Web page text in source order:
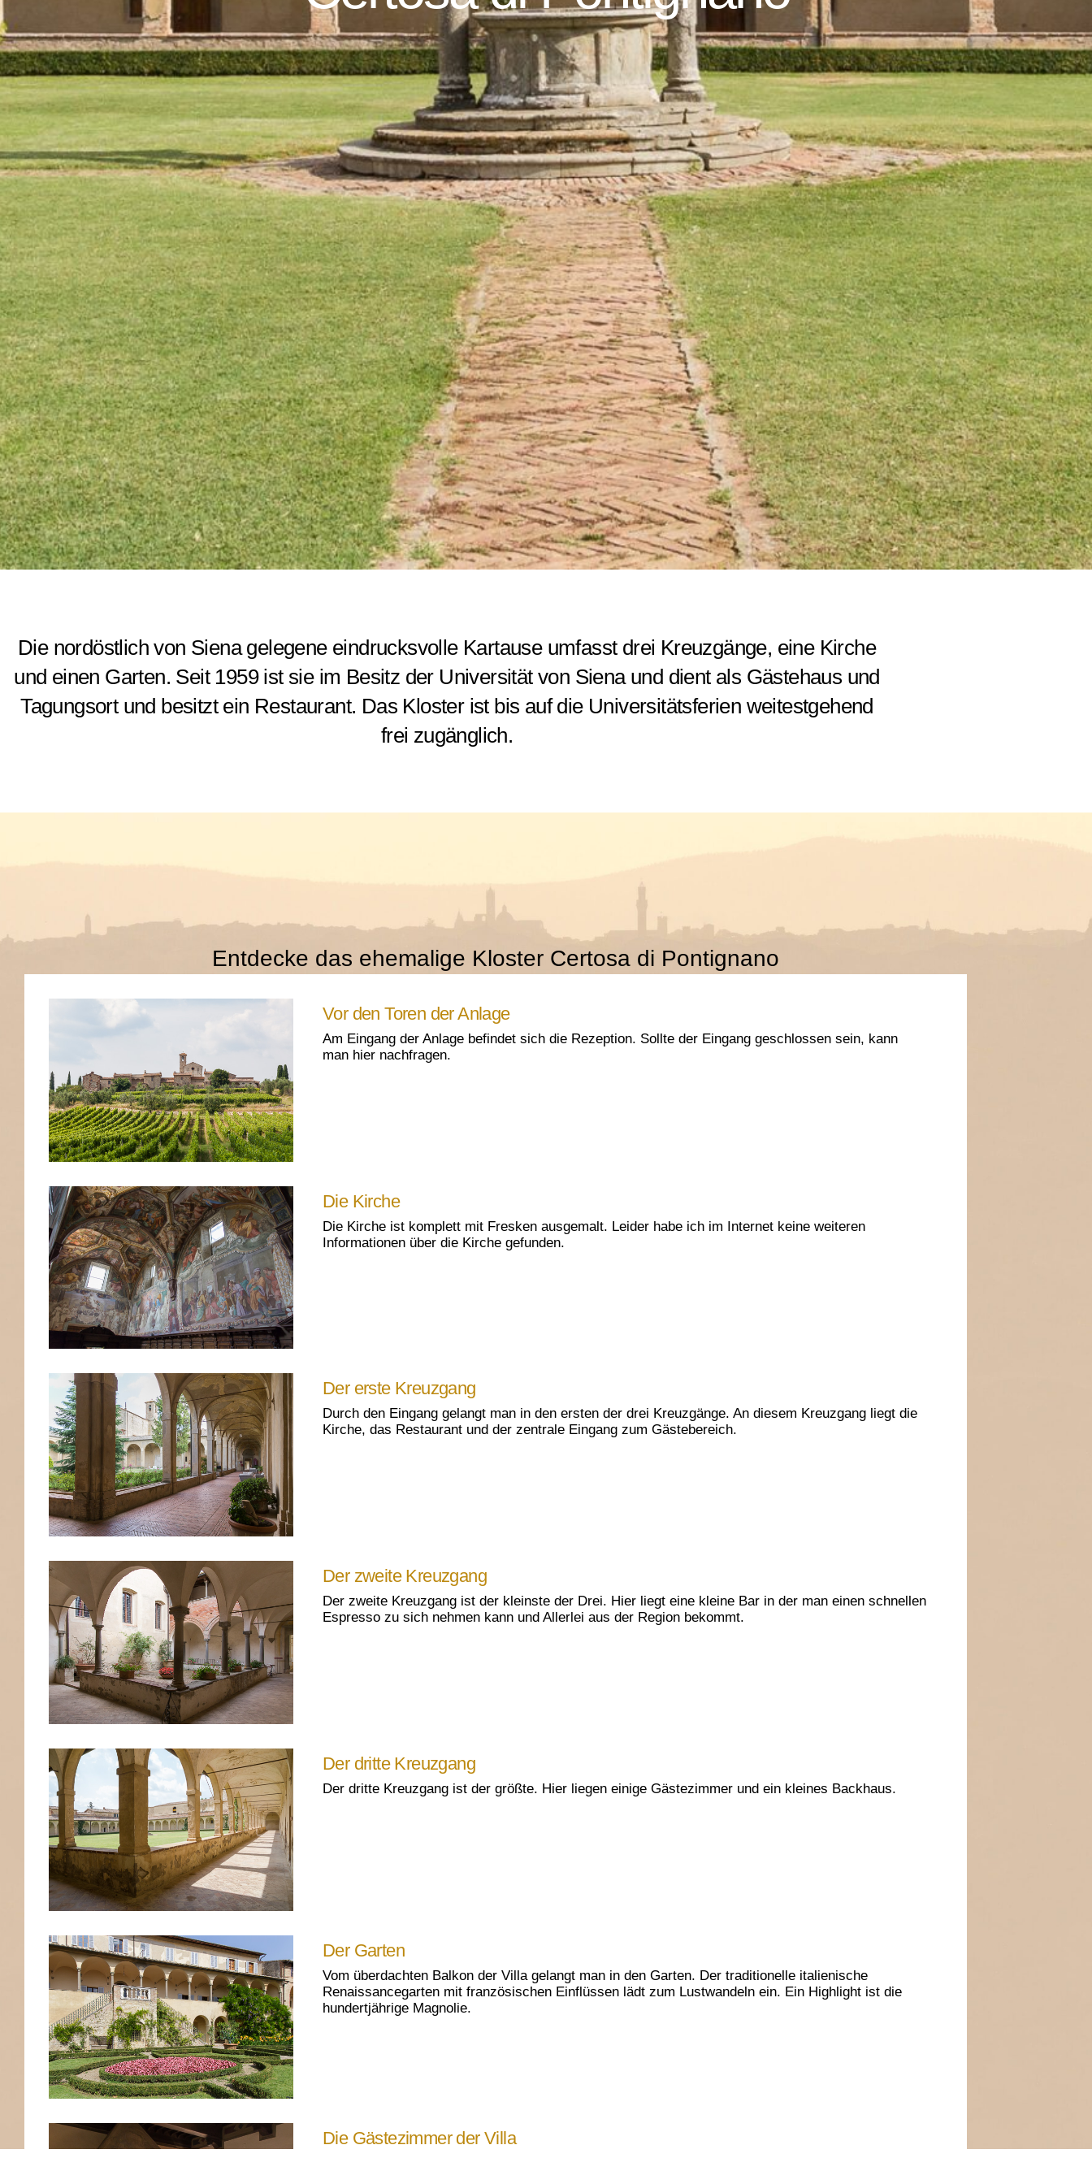
Die nordöstlich von Siena gelegene eindrucksvolle Kartause umfasst drei Kreuzgänge, eine Kirche
und einen Garten. Seit 1959 ist sie im Besitz der Universität von Siena und dient als Gästehaus und
Tagungsort und besitzt ein Restaurant. Das Kloster ist bis auf die Universitätsferien weitestgehend
frei zugänglich.
Entdecke das ehemalige Kloster Certosa di Pontignano
Vor den Toren der Anlage
Am Eingang der Anlage befindet sich die Rezeption. Sollte der Eingang geschlossen sein, kann
man hier nachfragen.
Die Kirche
Die Kirche ist komplett mit Fresken ausgemalt. Leider habe ich im Internet keine weiteren
Informationen über die Kirche gefunden.
Der erste Kreuzgang
Durch den Eingang gelangt man in den ersten der drei Kreuzgänge. An diesem Kreuzgang liegt die
Kirche, das Restaurant und der zentrale Eingang zum Gästebereich.
Der zweite Kreuzgang
Der zweite Kreuzgang ist der kleinste der Drei. Hier liegt eine kleine Bar in der man einen schnellen
Espresso zu sich nehmen kann und Allerlei aus der Region bekommt.
Der dritte Kreuzgang
Der dritte Kreuzgang ist der größte. Hier liegen einige Gästezimmer und ein kleines Backhaus.
Der Garten
Vom überdachten Balkon der Villa gelangt man in den Garten. Der traditionelle italienische
Renaissancegarten mit französischen Einflüssen lädt zum Lustwandeln ein. Ein Highlight ist die
hundertjährige Magnolie.
Die Gästezimmer der Villa